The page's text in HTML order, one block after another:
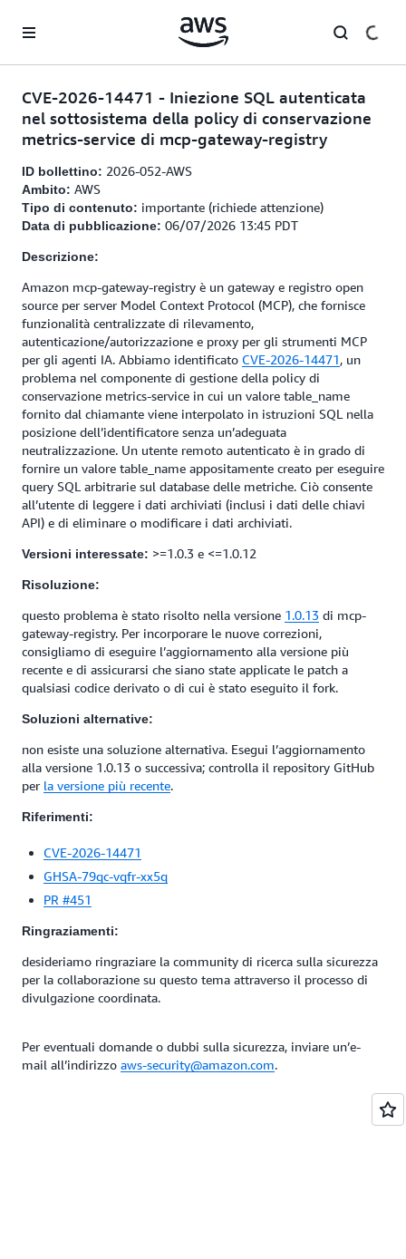
CVE-2026-14471 - Iniezione SQL autenticata
nel sottosistema della policy di conservazione
metrics-service di mcp-gateway-registry
ID bollettino: 2026-052-AWS
Ambito: AWS
Tipo di contenuto: importante (richiede attenzione)
Data di pubblicazione: 06/07/2026 13:45 PDT
Descrizione:
Amazon mcp-gateway-registry è un gateway e registro open
source per server Model Context Protocol (MCP), che fornisce
funzionalità centralizzate di rilevamento,
autenticazione/autorizzazione e proxy per gli strumenti MCP
per gli agenti IA. Abbiamo identificato CVE-2026-14471, un
problema nel componente di gestione della policy di
conservazione metrics-service in cui un valore table_name
fornito dal chiamante viene interpolato in istruzioni SQL nella
posizione dell’identificatore senza un’adeguata
neutralizzazione. Un utente remoto autenticato è in grado di
fornire un valore table_name appositamente creato per eseguire
query SQL arbitrarie sul database delle metriche. Ciò consente
all’utente di leggere i dati archiviati (inclusi i dati delle chiavi
API) e di eliminare o modificare i dati archiviati.
Versioni interessate: >=1.0.3 e <=1.0.12
Risoluzione:
questo problema è stato risolto nella versione 1.0.13 di mcp-
gateway-registry. Per incorporare le nuove correzioni,
consigliamo di eseguire l’aggiornamento alla versione più
recente e di assicurarsi che siano state applicate le patch a
qualsiasi codice derivato o di cui è stato eseguito il fork.
Soluzioni alternative:
non esiste una soluzione alternativa. Esegui l’aggiornamento
alla versione 1.0.13 o successiva; controlla il repository GitHub
per la versione più recente.
Riferimenti:
CVE-2026-14471
GHSA-79qc-vqfr-xx5q
PR #451
Ringraziamenti:
desideriamo ringraziare la community di ricerca sulla sicurezza
per la collaborazione su questo tema attraverso il processo di
divulgazione coordinata.
Per eventuali domande o dubbi sulla sicurezza, inviare un’e-
mail all’indirizzo aws-security@amazon.com.